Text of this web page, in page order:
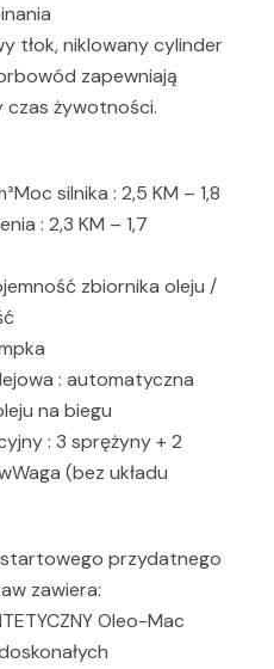
tłok, niklowany cylinder
zapewniają
czas żywotności.
silnika : 2,5 KM – 1,8
: 2,3 KM – 1,7
zbiornika oleju /
: automatyczna
na biegu
: 3 sprężyny + 2
(bez układu
przydatnego
zawiera:
Oleo-Mac